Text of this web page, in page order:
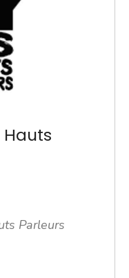
Hauts
Parleurs